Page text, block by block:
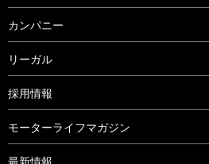
カンパニー
リーガル
採用情報
モーターライフマガジン
最新情報